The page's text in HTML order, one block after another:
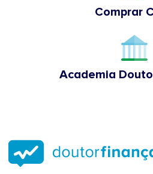
Comprar
Academia